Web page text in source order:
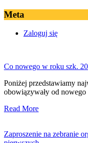
Meta
Zaloguj się
Co nowego w roku szk.
Poniżej przedstawiamy
obowiązywały od
Read More
Zaproszenie na zebranie